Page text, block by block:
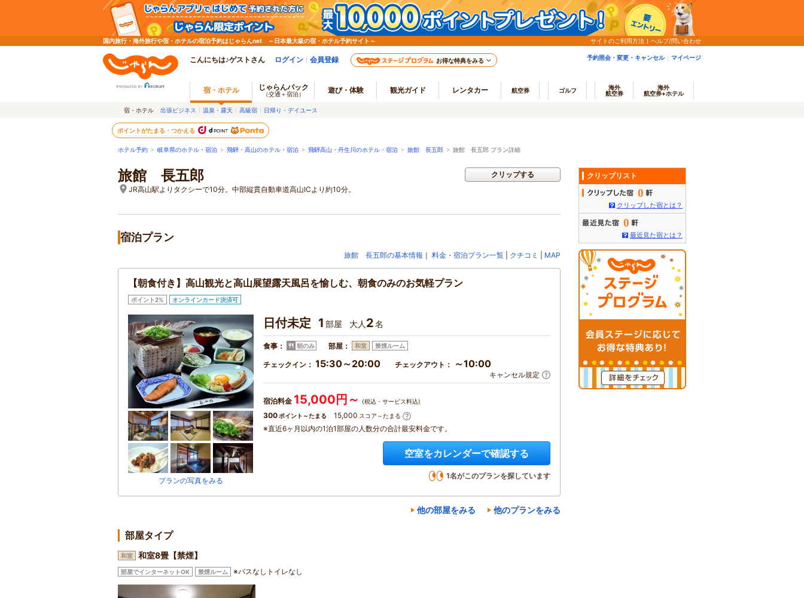
国内旅行・海外旅行や宿・ホテルの宿泊予約はじゃらんnet ～日本最大級の宿・ホテル予約サイト～ サイトのご利用方法 ヘルプ/問い合わせ
こんにちは♪ゲストさん ログイン 会員登録 お得な特典をみる 予約照会・変更・キャンセル マイページ
宿・ホテル じゃらんパック
（交通＋宿泊） 遊び・体験 観光ガイド レンタカー 航空券 ゴルフ
海外
航空券
海外
航空券+ホテル
宿・ホテル 出張ビジネス 温泉・露天 高級宿 日帰り・デイユース
ポイントがたまる・つかえる
ホテル予約 > 岐阜県のホテル・宿泊 > 飛騨・高山のホテル・宿泊 > 飛騨高山・丹生川のホテル・宿泊 > 旅館 長五郎 > 旅館 長五郎 プラン詳細
旅館 長五郎
JR高山駅よりタクシーで10分。中部縦貫自動車道高山ICより約10分。
クリップする
宿泊プラン
旅館 長五郎の基本情報 ｜ 料金・宿泊プラン一覧 クチコミ MAP
【朝食付き】高山観光と高山展望露天風呂を愉しむ、朝食のみのお気軽プラン
ポイント2% オンラインカード決済可
プランの写真をみる
日付未定 1 部屋 大人 2名
食事： 朝のみ 部屋： 和室 禁煙ルーム
チェックイン： 15:30～20:00 チェックアウト： ～10:00
キャンセル規定
宿泊料金 15,000円～ (税込・サービス料込)
300 ポイント～たまる 15,000 スコア～たまる
※直近6ヶ月以内の1泊1部屋の人数分の合計最安料金です。
空室をカレンダーで確認する
1名がこのプランを探しています
他の部屋をみる 他のプランをみる
部屋タイプ
和室 和室8畳【禁煙】
部屋でインターネットOK 禁煙ルーム ※バスなしトイレなし
クリップリスト
0
クリップした宿とは？
0
最近見た宿とは？